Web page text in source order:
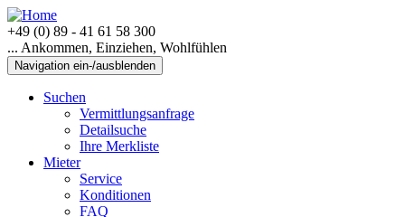
+49 (0) 89 - 41 61 58 300
... Ankommen, Einziehen, Wohlfühlen
Navigation ein-/ausblenden
Suchen
Vermittlungsanfrage
Detailsuche
Ihre Merkliste
Mieter
Service
Konditionen
FAQ